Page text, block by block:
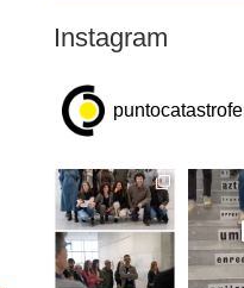
Instagram
puntocatastrofe